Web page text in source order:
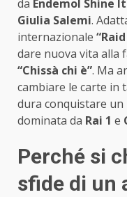
da Endemol Shine
Giulia Salemi.
internazionale
dare nuova vita alla
“Chissà chi è”. Ma
cambiare le carte in
dura conquistare un
dominata da Rai 1 e
Perché si
sfide di un